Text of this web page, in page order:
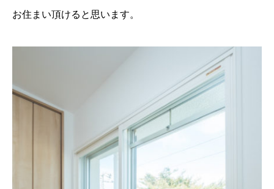
お住まい頂けると思います。